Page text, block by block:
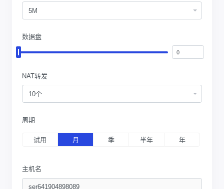
5M
数据盘
NAT转发
10个
周期
试用 月 季 半年 年
主机名